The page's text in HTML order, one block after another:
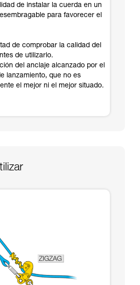
de instalar la cuerda en un
para favorecer el
de comprobar la calidad del
de utilizarlo.
del anclaje alcanzado por el
lanzamiento, que no es
el mejor ni el mejor situado.